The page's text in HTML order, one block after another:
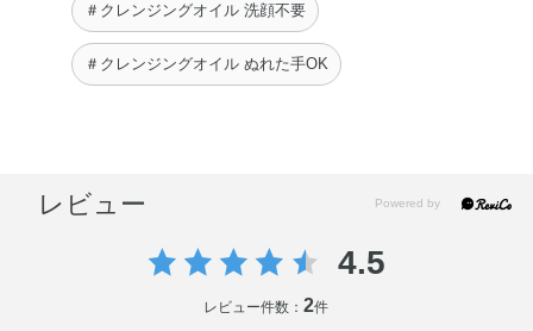
＃クレンジングオイル 洗顔不要
＃クレンジングオイル ぬれた手OK
レビュー
4.5
レビュー件数：2件